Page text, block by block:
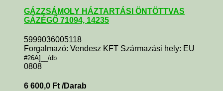
GÁZZSÁMOLY HÁZTARTÁSI ÖNTÖTTVAS
GÁZÉGŐ 71094, 14235
5999036005118
Forgalmazó: Vendesz KFT Származási hely: EU
#26A]__/db
0808
6 600,0 Ft /Darab